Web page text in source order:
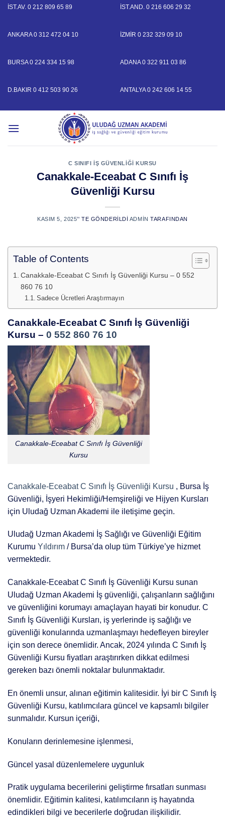
Skip
content
İST.AV. 0 212 809 65 89 İST.AND. 0 216 606 29 32
ANKARA0 312 472 04 10 İZMİR 0 232 329 09 10
BURSA0 224 334 15 98 ADANA0 322 911 03 86
D.BAKIR 0 412 503 90 26 ANTALYA0 242 606 14 55
C SINIFI İŞ GÜVENLIĞI KURSU
Canakkale-Eceabat C Sınıfı İş
Güvenliği Kursu
KASIM 5, 2025’' TE GÖNDERILDI ADMIN TARAFINDAN
Table of Contents
Canakkale-Eceabat C Sınıfı İş Güvenliği Kursu – 0 552
860 76 10
Sadece Ücretleri Araştırmayın
Canakkale-Eceabat C Sınıfı İş Güvenliği
Kursu – 0 552 860 76 10
Canakkale-Eceabat C Sınıfı İş Güvenliği
Kursu
Canakkale-Eceabat C Sınıfı İş Güvenliği Kursu , Bursa İş
Güvenliği, İşyeri Hekimliği/Hemşireliği ve Hijyen Kursları
için Uludağ Uzman Akademi ile iletişime geçin.
Uludağ Uzman Akademi İş Sağlığı ve Güvenliği Eğitim
Kurumu Yıldırım / Bursa’da olup tüm Türkiye’ye hizmet
vermektedir.
Canakkale-Eceabat C Sınıfı İş Güvenliği Kursu sunan
Uludağ Uzman Akademi İş güvenliği, çalışanların sağlığını
ve güvenliğini korumayı amaçlayan hayati bir konudur. C
Sınıfı İş Güvenliği Kursları, iş yerlerinde iş sağlığı ve
güvenliği konularında uzmanlaşmayı hedefleyen bireyler
için son derece önemlidir. Ancak, 2024 yılında C Sınıfı İş
Güvenliği Kursu fiyatları araştırırken dikkat edilmesi
gereken bazı önemli noktalar bulunmaktadır.
En önemli unsur, alınan eğitimin kalitesidir. İyi bir C Sınıfı İş
Güvenliği Kursu, katılımcılara güncel ve kapsamlı bilgiler
sunmalıdır. Kursun içeriği,
Konuların derinlemesine işlenmesi,
Güncel yasal düzenlemelere uygunluk
Pratik uygulama becerilerini geliştirme fırsatları sunması
önemlidir. Eğitimin kalitesi, katılımcıların iş hayatında
edindikleri bilgi ve becerilerle doğrudan ilişkilidir.